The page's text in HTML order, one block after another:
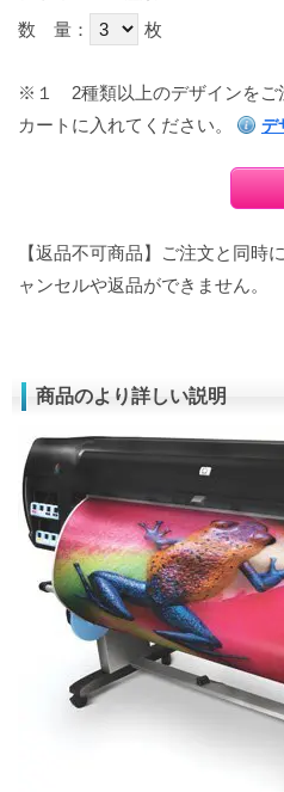
数 量：
枚
※１
2種類以上のデザインをご
カートに入れてください。
デ
【返品不可商品】ご注文と同時
ャンセルや返品ができません。
商品のより詳しい説明